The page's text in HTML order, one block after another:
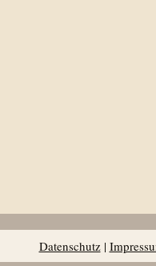
Datenschutz|